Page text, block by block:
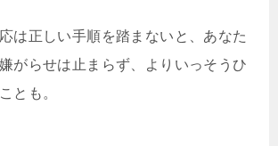
は正しい手順を踏まないと、あなた
がらせは止まらず、よりいっそうひ
とも。